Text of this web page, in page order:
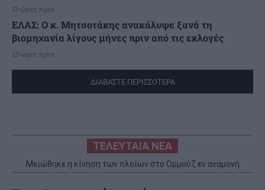
13 ώρες πριν
ΕΛΑΣ: Ο κ. Μητσοτάκης ανακάλυψε ξανά τη
βιομηχανία λίγους μήνες πριν από τις εκλογές
13 ώρες πριν
ΔΙΑΒΑΣΤΕ ΠΕΡΙΣΣΟΤΕΡΑ